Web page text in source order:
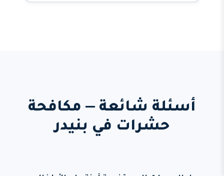
أسئلة شائعة — مكافحة
حشرات في بنيدر